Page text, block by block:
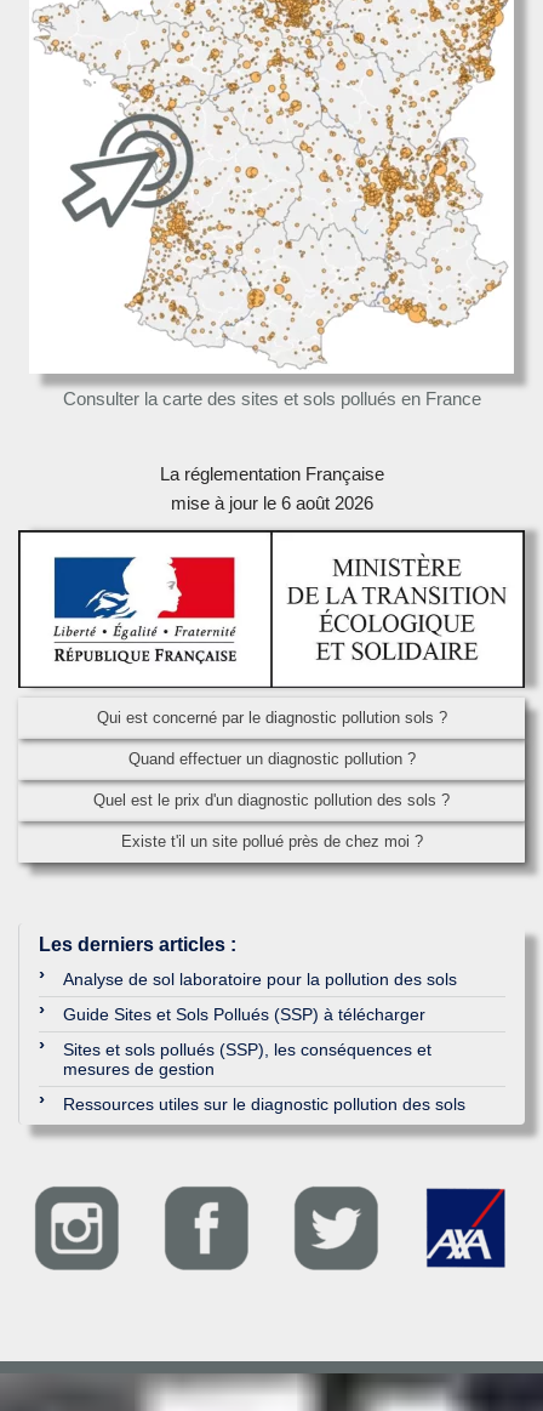
Consulter la carte des sites et sols pollués en France
La réglementation Française
mise à jour le 6 août 2026
Qui est concerné par le diagnostic pollution sols ?
Quand effectuer un diagnostic pollution ?
Quel est le prix d'un diagnostic pollution des sols ?
Existe t'il un site pollué près de chez moi ?
Les derniers articles :
Analyse de sol laboratoire pour la pollution des sols
Guide Sites et Sols Pollués (SSP) à télécharger
Sites et sols pollués (SSP), les conséquences et
mesures de gestion
Ressources utiles sur le diagnostic pollution des sols